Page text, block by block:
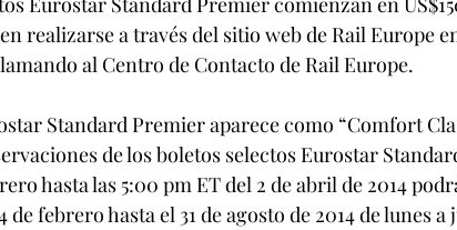
realizarse a través del sitio web de Rail Europe
al Centro de Contacto de Rail Europe.
Standard Premier aparece como “Comfort
de los boletos selectos Eurostar
hasta las 5:00 pm ET del 2 de abril de 2014
febrero hasta el 31 de agosto de 2014 de lunes a